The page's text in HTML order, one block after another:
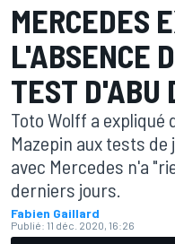
MERCEDES
L'ABSENCE
TEST D'ABU
Toto Wolff a expliqué
Mazepin aux tests de
avec Mercedes n'a
derniers jours.
Fabien Gaillard
Publié: 11 déc. 2020, 16:26